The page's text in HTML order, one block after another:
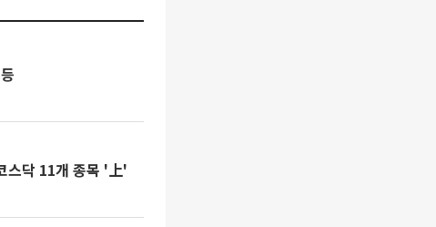
스닥 11개 종목 '上'